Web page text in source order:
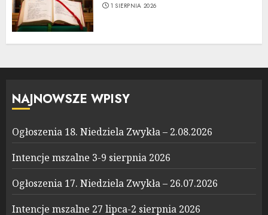
1 SIERPNIA 2026
NAJNOWSZE WPISY
Ogłoszenia 18. Niedziela Zwykła – 2.08.2026
Intencje mszalne 3-9 sierpnia 2026
Ogłoszenia 17. Niedziela Zwykła – 26.07.2026
Intencje mszalne 27 lipca-2 sierpnia 2026